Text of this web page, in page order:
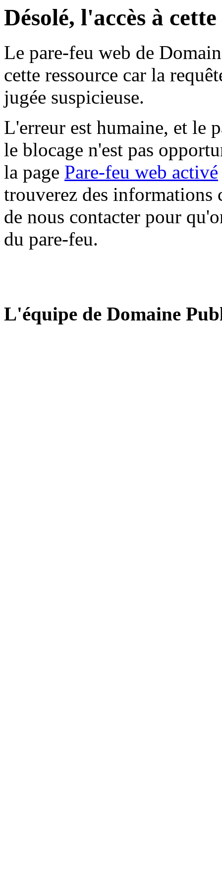
Désolé, l'accès à
Le pare-feu web de
cette ressource car la
jugée suspicieuse.
L'erreur est humaine, et le
le blocage n'est pas
la page Pare-feu web activé
trouverez des informations
de nous contacter pour
du pare-feu.
L'équipe de Domaine